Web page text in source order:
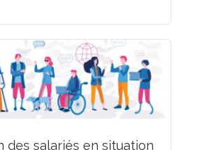
des salariés en situation